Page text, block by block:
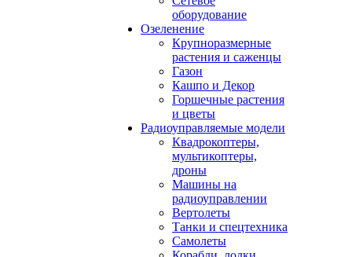
оборудование
Озеленение
Крупноразмерные
растения и саженцы
Газон
Кашпо и Декор
Горшечные растения
и цветы
Радиоуправляемые модели
Квадрокоптеры,
мультикоптеры,
дроны
Машины на
радиоуправлении
Вертолеты
Танки и спецтехника
Самолеты